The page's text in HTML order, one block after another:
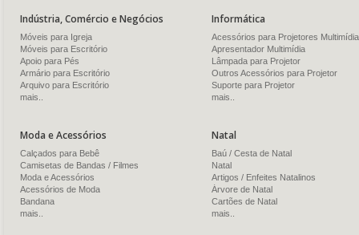
Indústria, Comércio e Negócios
Móveis para Igreja
Móveis para Escritório
Apoio para Pés
Armário para Escritório
Arquivo para Escritório
mais..
Informática
Acessórios para Projetores Multimídia
Apresentador Multimídia
Lâmpada para Projetor
Outros Acessórios para Projetor
Suporte para Projetor
mais..
Moda e Acessórios
Calçados para Bebê
Camisetas de Bandas / Filmes
Moda e Acessórios
Acessórios de Moda
Bandana
mais..
Natal
Baú / Cesta de Natal
Natal
Artigos / Enfeites Natalinos
Árvore de Natal
Cartões de Natal
mais..